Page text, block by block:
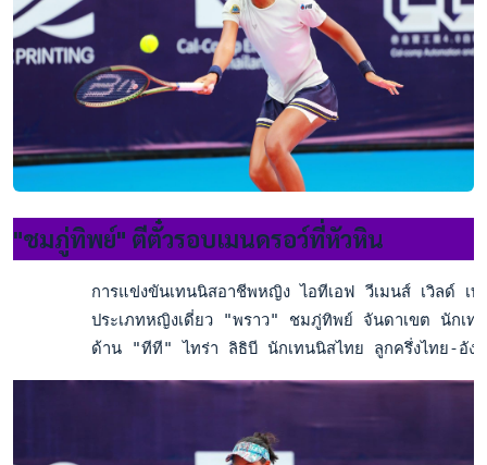
"ชมภู่ทิพย์" ตีตั๋วรอบเมนดรอว์ที่หัวหิน
การแข่งขันเทนนิสอาชีพหญิง ไอทีเอฟ วีเมนส์ เวิลด์
ประเภทหญิงเดี่ยว "พราว" ชมภู่ทิพย์ จันดาเขต นักเ
ด้าน "ทีที" ไทร่า ลิธิบี นักเทนนิสไทย ลูกครึ่งไทย-อัง